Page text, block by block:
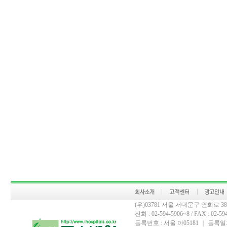
(우)03781 서울 서대문구 연희로
전화 : 02-594-5906~8 / FAX : 02-
등록번호 : 서울 아05181 ｜ 등록